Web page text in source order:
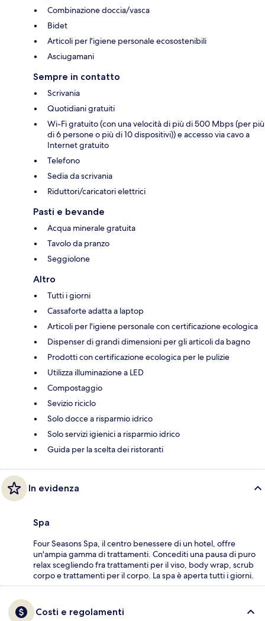
Combinazione doccia/vasca
Bidet
Articoli per l'igiene personale ecosostenibili
Asciugamani
Sempre in contatto
Scrivania
Quotidiani gratuiti
Wi-Fi gratuito (con una velocità di più di 500 Mbps (per più
di 6 persone o più di 10 dispositivi)) e accesso via cavo a
Internet gratuito
Telefono
Sedia da scrivania
Riduttori/caricatori elettrici
Pasti e bevande
Acqua minerale gratuita
Tavolo da pranzo
Seggiolone
Altro
Tutti i giorni
Cassaforte adatta a laptop
Articoli per l'igiene personale con certificazione ecologica
Dispenser di grandi dimensioni per gli articoli da bagno
Prodotti con certificazione ecologica per le pulizie
Utilizza illuminazione a LED
Compostaggio
Sevizio riciclo
Solo docce a risparmio idrico
Solo servizi igienici a risparmio idrico
Guida per la scelta dei ristoranti
In evidenza
Spa
Four Seasons Spa, il centro benessere di un hotel, offre
un'ampia gamma di trattamenti. Concediti una pausa di puro
relax scegliendo fra trattamenti per il viso, body wrap, scrub
corpo e trattamenti per il corpo. La spa è aperta tutti i giorni.
Costi e regolamenti